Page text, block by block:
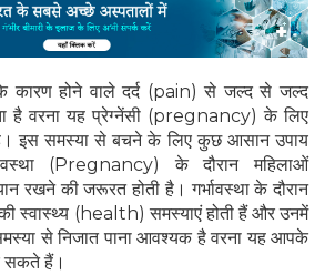
कारण होने वाले दर्द (pain) से जल्द से जल्द
है वरना यह प्रेग्नेंसी (pregnancy) के लिए
इस समस्या से बचने के लिए कुछ आसान उपाय
(Pregnancy) के दौरान महिलाओं
रखने की जरूरत होती है। गर्भावस्था के दौरान
स्वास्थ्य (health) समस्याएं होती हैं और उनमें
से निजात पाना आवश्यक है वरना यह आपके
सकते हैं।